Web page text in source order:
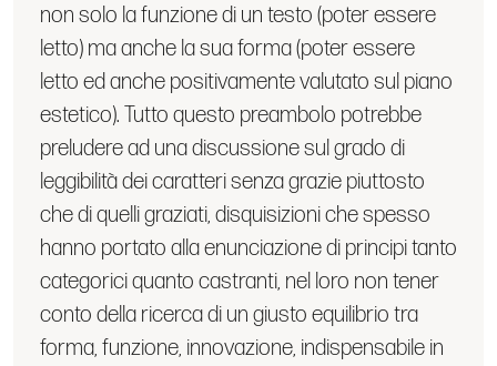
non solo la funzione di un testo (poter essere
letto) ma anche la sua forma (poter essere
letto ed anche positivamente valutato sul piano
estetico). Tutto questo preambolo potrebbe
preludere ad una discussione sul grado di
leggibilità dei caratteri senza grazie piuttosto
che di quelli graziati, disquisizioni che spesso
hanno portato alla enunciazione di principi tanto
categorici quanto castranti, nel loro non tener
conto della ricerca di un giusto equilibrio tra
forma, funzione, innovazione, indispensabile in